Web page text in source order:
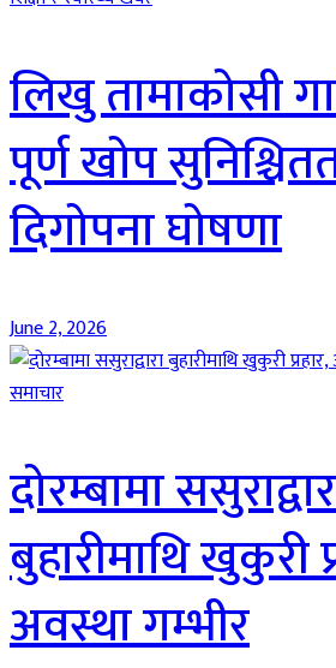
लिखु तामाकोसी
पूर्ण खोप
दिगोपना घोषणा
June 2, 2026
समाचार
दोरम्बामा
बुहारीमाथि खुकुरी
अवस्था गम्भीर